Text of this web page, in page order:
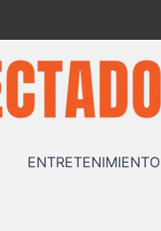
ENTRETENIMIENTO